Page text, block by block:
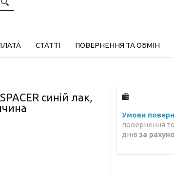
СТАТТІ ПОВЕРНЕННЯ ТА ОБМІН
синій лак,
повернення
днів за